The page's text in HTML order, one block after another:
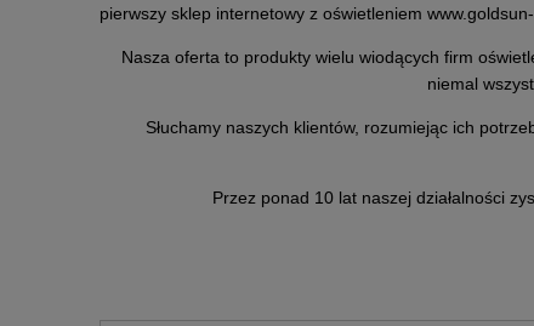
pierwszy sklep internetowy z oświetleniem
Nasza oferta to produkty wielu wiodących firm
niemal
Słuchamy naszych klientów, rozumiejąc ich
Przez ponad 10 lat naszej działalności